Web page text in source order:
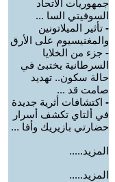
جمهوريات الاتحاد
السوفيتي السا ...
- تأثير الميلاتونين
والمغنيسيوم على الأرق
- جزء من الخلايا
السرطانية يختبئ في
حالة سكون.. تهديد
صامت قد ...
- اكتشافات أثرية جديدة
في ألتاي تكشف أسرار
حضارتي بازيريك وأفا ...
المزيد.....
المزيد.....